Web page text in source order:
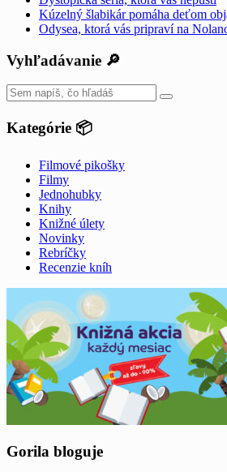
Kúzelný šlabikár pomáha deťom
Odysea, ktorá vás pripraví na
Vyhľadávanie 🔎
Kategórie 📦
Filmové pikošky
Filmy
Jednohubky
Knihy
Knižné úlety
Novinky
Rebríčky
Recenzie kníh
Widgets
Gorila bloguje